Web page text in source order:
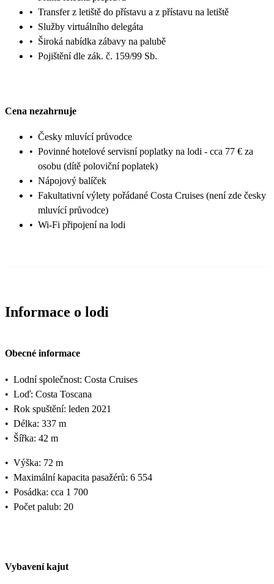
• Transfer z letiště do přístavu a z přístavu na letiště
• Služby virtuálního delegáta
• Široká nabídka zábavy na palubě
• Pojištění dle zák. č. 159/99 Sb.
Cena nezahrnuje
• Česky mluvící průvodce
• Povinné hotelové servisní poplatky na lodi - cca 77 € za
osobu (dítě poloviční poplatek)
• Nápojový balíček
• Fakultativní výlety pořádané Costa Cruises (není zde česky
mluvící průvodce)
• Wi-Fi připojení na lodi
Informace o lodi
Obecné informace
• Lodní společnost: Costa Cruises
• Loď: Costa Toscana
• Rok spuštění: leden 2021
• Délka: 337 m
• Šířka: 42 m
• Výška: 72 m
• Maximální kapacita pasažérů: 6 554
• Posádka: cca 1 700
• Počet palub: 20
Vybavení kajut